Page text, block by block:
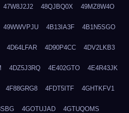
47W8J2J2 48QJBQ0X 49MZ8W4O
49WWVPJU 4B13IA3F 4B1N5SGO
4D64LFAR 4D90P4CC 4DV2LKB3
4DZ5J3RQ 4E402GTO 4E4R43JK
4F88GRG8 4FDT5ITF 4GHTKFV1
4GOTUJAD 4GTUQOMS